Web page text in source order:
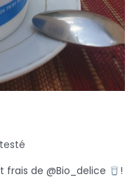
de @Bio_delice
!